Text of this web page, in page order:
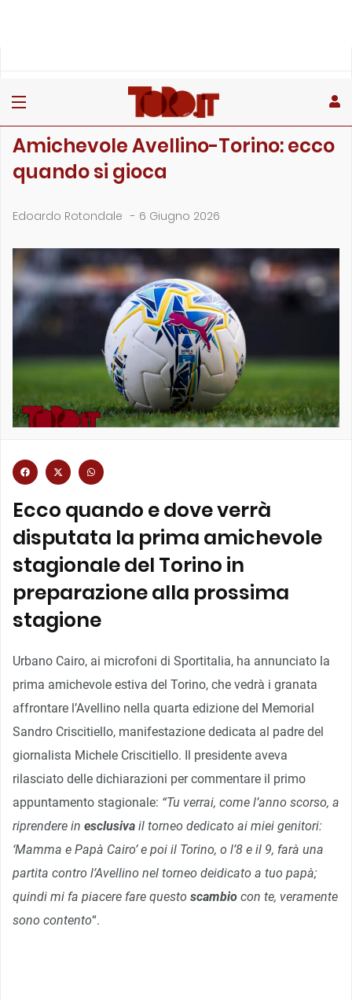
Amichevole Avellino-Torino: ecco
quando si gioca
Edoardo Rotondale - 6 Giugno 2026
Ecco quando e dove verrà
disputata la prima amichevole
stagionale del Torino in
preparazione alla prossima
stagione
Urbano Cairo, ai microfoni di Sportitalia, ha annunciato la
prima amichevole estiva del Torino, che vedrà i granata
affrontare l’Avellino nella quarta edizione del Memorial
Sandro Criscitiello, manifestazione dedicata al padre del
giornalista Michele Criscitiello. Il presidente aveva
rilasciato delle dichiarazioni per commentare il primo
appuntamento stagionale: “Tu verrai, come l’anno scorso, a
riprendere in esclusiva il torneo dedicato ai miei genitori:
‘Mamma e Papà Cairo’ e poi il Torino, o l’8 e il 9, farà una
partita contro l’Avellino nel torneo deidicato a tuo papà;
quindi mi fa piacere fare questo scambio con te, veramente
sono contento“.